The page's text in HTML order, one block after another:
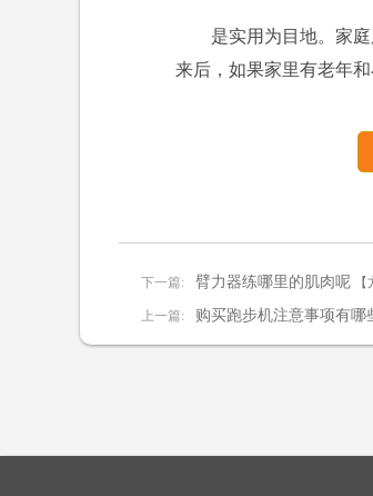
是实用为目地。家
来后，如果家里有老年
下一篇: 臂力器练哪里的肌肉呢
上一篇: 购买跑步机注意事项有哪